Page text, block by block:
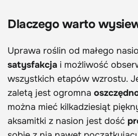
Dlaczego warto
Uprawa roślin od małego
satysfakcja i możliwość
wszystkich etapów wzrostu.
zaletą jest ogromna
można mieć kilkadziesiąt
aksamitki z nasion jest dość